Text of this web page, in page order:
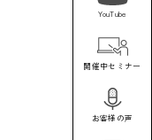
YouTube
開催中セミナー
お客様の声